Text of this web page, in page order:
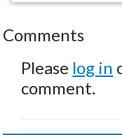
Comments
Please log in
comment.